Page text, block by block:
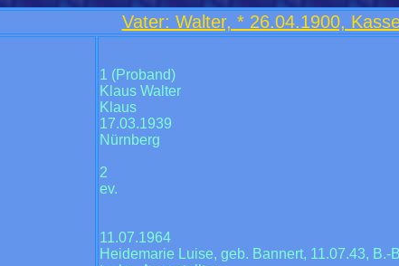
Vater: Walter, * 26.04.1900,
1 (Proband)
Klaus Walter
Klaus
17.03.1939
Nürnberg
2
ev.
11.07.1964
Heidemarie Luise, geb. Bannert, 11.07.43, B.-